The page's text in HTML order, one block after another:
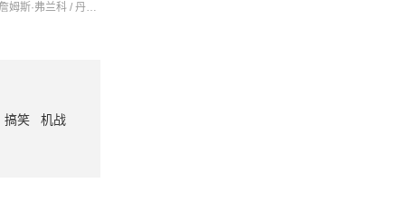
塞斯·罗根 / 詹姆斯·弗兰科 / 丹尼·麦克布莱德
搞笑
机战